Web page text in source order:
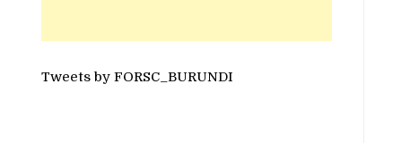
Tweets by FORSC_BURUNDI